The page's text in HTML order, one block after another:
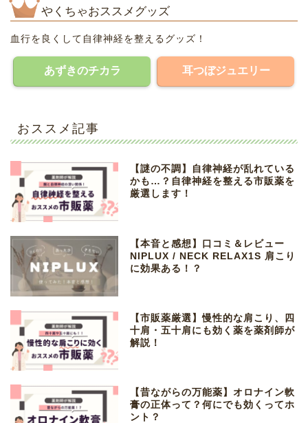
やくちゃおススメグッズ
血行を良くして自律神経を整えるグッズ！
あずきのチカラ 耳つぼジュエリー
おススメ記事
【謎の不調】自律神経が乱れている
かも…？自律神経を整える市販薬を
厳選します！
【本音と感想】口コミ＆レビュー
NIPLUX / NECK RELAX1S 肩こり
に効果ある！？
【市販薬厳選】慢性的な肩こり、四
十肩・五十肩にも効く薬を薬剤師が
解説！
【昔ながらの万能薬】オロナイン軟
膏の正体って？何にでも効くってホ
ント？